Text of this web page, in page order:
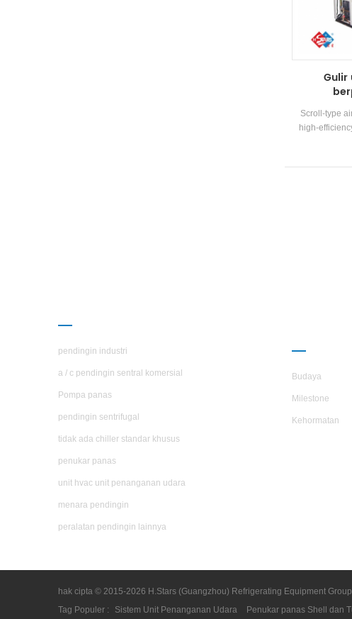
Gulir
Scroll-type
high-
coil heat
pendingin industri
a / c pendingin sentral komersial
Pompa panas
pendingin sentrifugal
tidak ada chiller standar khusus
penukar panas
unit hvac unit penanganan udara
menara pendingin
peralatan pendingin lainnya
Budaya
Milestone
Kehormatan
hak cipta © 2015-2026 H.Stars (Guangzhou) Refrigerating Equipment Group
Tag Populer :
Sistem Unit Penanganan Udara Penukar panas Shell dan